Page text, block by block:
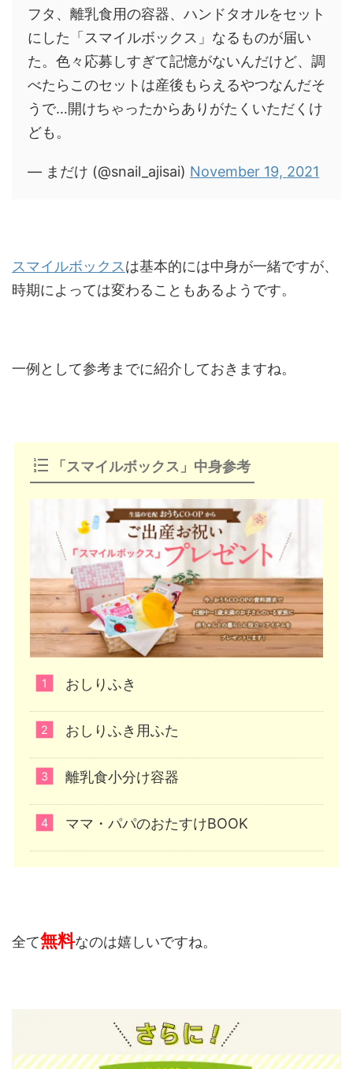
フタ、離乳食用の容器、ハンドタオルをセット
にした「スマイルボックス」なるものが届い
た。色々応募しすぎて記憶がないんだけど、調
べたらこのセットは産後もらえるやつなんだそ
うで…開けちゃったからありがたくいただくけ
ども。
— まだけ (@snail_ajisai) November 19, 2021
スマイルボックスは基本的には中身が一緒ですが、
時期によっては変わることもあるようです。
一例として参考までに紹介しておきますね。
「スマイルボックス」中身参考
おしりふき
おしりふき用ふた
離乳食小分け容器
ママ・パパのおたすけBOOK
全て無料なのは嬉しいですね。